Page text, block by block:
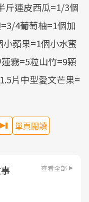
斤連皮西瓜=1/3個
4葡萄柚=1個加
蘋果=1個小水蜜
霧=5粒山竹=9顆
片中型愛文芒果=
單頁閱讀
查看全部